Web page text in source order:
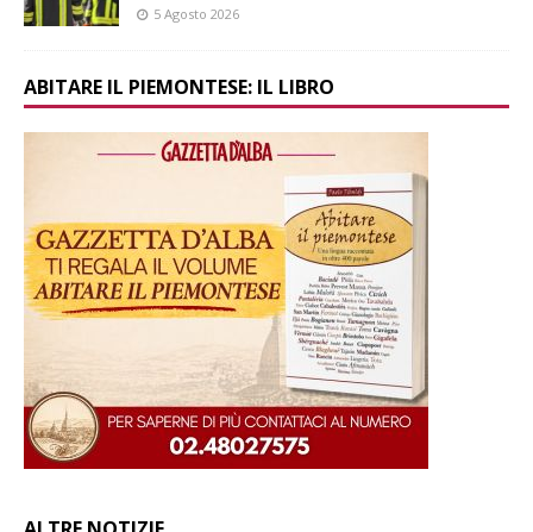
5 Agosto 2026
ABITARE IL PIEMONTESE: IL LIBRO